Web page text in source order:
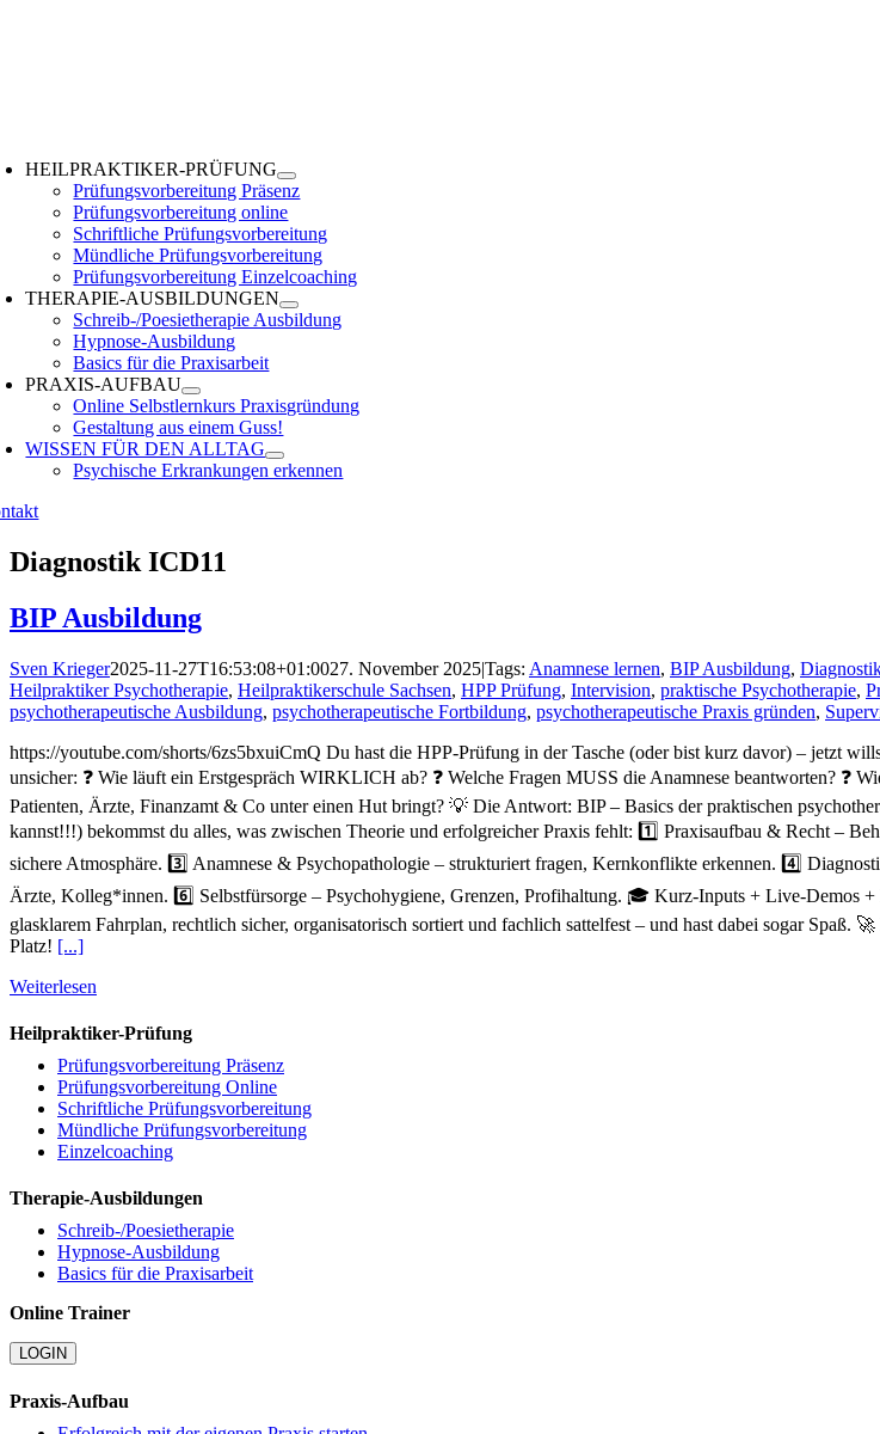
HEILPRAKTIKER-PRÜFUNG
Prüfungsvorbereitung Präsenz
Prüfungsvorbereitung online
Schriftliche Prüfungsvorbereitung
Mündliche Prüfungsvorbereitung
Prüfungsvorbereitung Einzelcoaching
THERAPIE-AUSBILDUNGEN
Schreib-/Poesietherapie Ausbildung
Hypnose-Ausbildung
Basics für die Praxisarbeit
PRAXIS-AUFBAU
Online Selbstlernkurs Praxisgründung
Gestaltung aus einem Guss!
WISSEN FÜR DEN ALLTAG
Psychische Erkrankungen erkennen
Diagnostik ICD11
BIP Ausbildung
Sven Krieger2025-11-27T16:53:08+01:0027. November 2025|Tags: Anamnese lernen, BIP Ausbildung,
Heilpraktiker Psychotherapie, Heilpraktikerschule Sachsen, HPP Prüfung, Intervision, praktische Psychotherapie,
psychotherapeutische Ausbildung, psychotherapeutische Fortbildung, psychotherapeutische Praxis gründen,
https://youtube.com/shorts/6zs5bxuiCmQ Du hast die HPP-Prüfung in der Tasche (oder bist kurz davor) – jetzt
unsicher: ❓ Wie läuft ein Erstgespräch WIRKLICH ab? ❓ Welche Fragen MUSS die Anamnese beantworten? ❓
Patienten, Ärzte, Finanzamt & Co unter einen Hut bringt? 💡 Die Antwort: BIP – Basics der praktischen
kannst!!!) bekommst du alles, was zwischen Theorie und erfolgreicher Praxis fehlt: 1️⃣ Praxisaufbau & Recht –
sichere Atmosphäre. 3️⃣ Anamnese & Psychopathologie – strukturiert fragen, Kernkonflikte erkennen. 4️⃣
Ärzte, Kolleg*innen. 6️⃣ Selbstfürsorge – Psychohygiene, Grenzen, Profihaltung. 🎓 Kurz-Inputs + Live-Demos
glasklarem Fahrplan, rechtlich sicher, organisatorisch sortiert und fachlich sattelfest – und hast dabei sogar Spaß.
Platz! [...]
Weiterlesen
Heilpraktiker-Prüfung
Prüfungsvorbereitung Präsenz
Prüfungsvorbereitung Online
Schriftliche Prüfungsvorbereitung
Mündliche Prüfungsvorbereitung
Einzelcoaching
Therapie-Ausbildungen
Schreib-/Poesietherapie
Hypnose-Ausbildung
Basics für die Praxisarbeit
Online Trainer
LOGIN
Praxis-Aufbau